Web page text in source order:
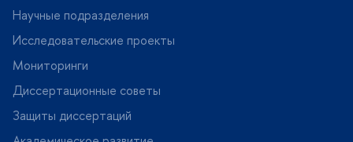
Научные подразделения
Исследовательские проекты
Мониторинги
Диссертационные советы
Защиты диссертаций